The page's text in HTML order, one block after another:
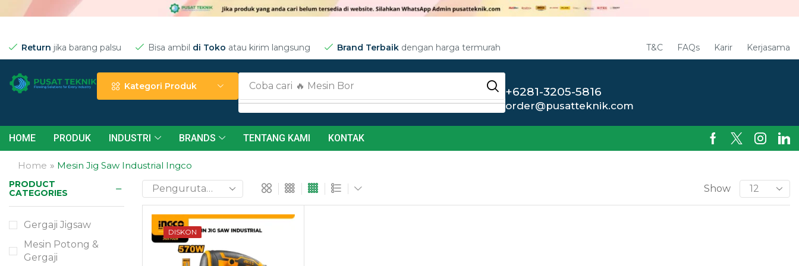
Return jika barang palsu Bisa ambil di Toko atau kirim langsung Brand Terbaik dengan harga termurah T&C FAQs Karir Kerjasama
Kategori Produk Coba cari 🔥 Jet Cleaner +6281-3205-5816
order@pusatteknik.com
HOME PRODUK INDUSTRI BRANDS TENTANG KAMI KONTAK
Home » Mesin Jig Saw Industrial Ingco
Show
DISKON
PRODUCT
CATEGORIES
Gergaji Jigsaw
Mesin Potong &
Gergaji
Need Help?
24/7